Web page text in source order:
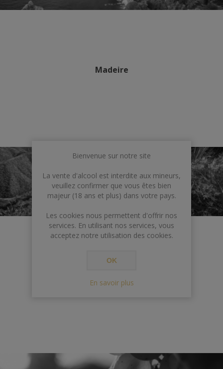
Madeire
Bienvenue sur notre site
La vente d'alcool est interdite aux mineurs,
veuillez confirmer que vous êtes bien
majeur (18 ans et plus) dans votre pays.
Les cookies nous permettent d'offrir nos
services. En utilisant nos services, vous
acceptez notre utilisation des cookies.
OK
En savoir plus